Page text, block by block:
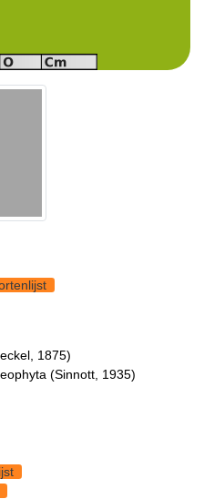
1875)
(Sinnott, 1935)